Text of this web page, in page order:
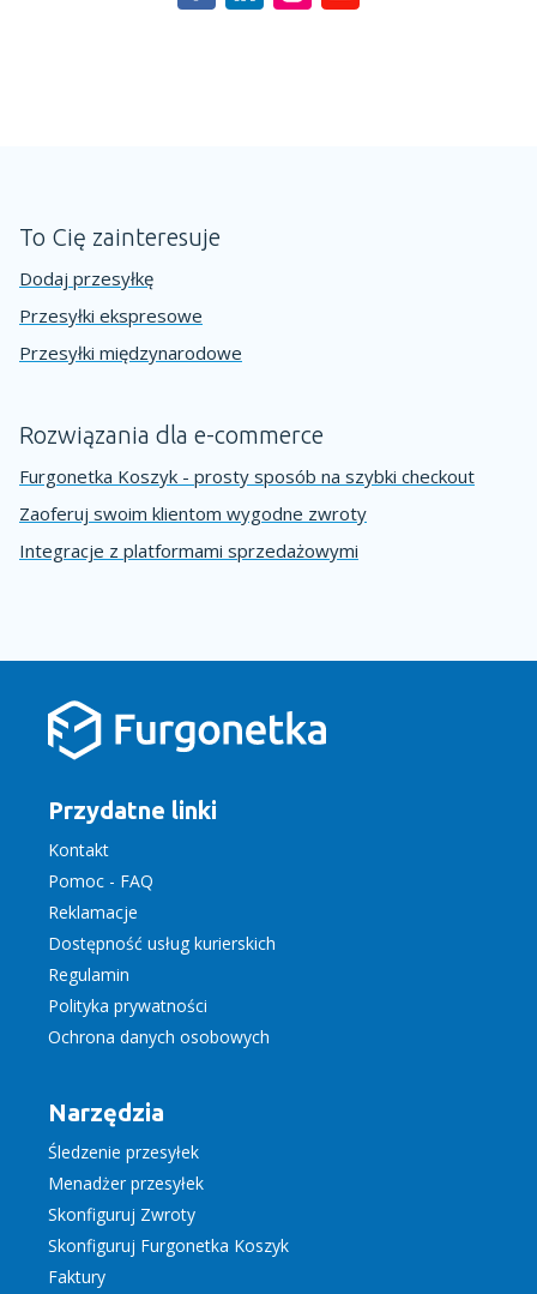
To Cię zainteresuje
Dodaj przesyłkę
Przesyłki ekspresowe
Przesyłki międzynarodowe
Rozwiązania dla e-commerce
Furgonetka Koszyk - prosty sposób na szybki checkout
Zaoferuj swoim klientom wygodne zwroty
Integracje z platformami sprzedażowymi
Przydatne linki
Kontakt
Pomoc - FAQ
Reklamacje
Dostępność usług kurierskich
Regulamin
Polityka prywatności
Ochrona danych osobowych
Narzędzia
Śledzenie przesyłek
Menadżer przesyłek
Skonfiguruj Zwroty
Skonfiguruj Furgonetka Koszyk
Faktury